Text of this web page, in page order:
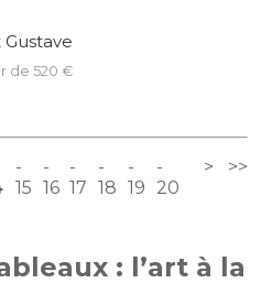
de 520 €
15 16 17 18 19 20
> >>
: l’art à la